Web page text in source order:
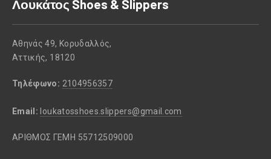
Λουκάτος Shoes & Slippers
Αθηνάς 49, Κορυδαλλός,
Αττικής, 18120
Τηλέφωνο: 2104956357
Email: loukatosshoes.slippers@gmail.com
ΑΡΙΘΜΟΣ ΓΕΜΗ 55712509000